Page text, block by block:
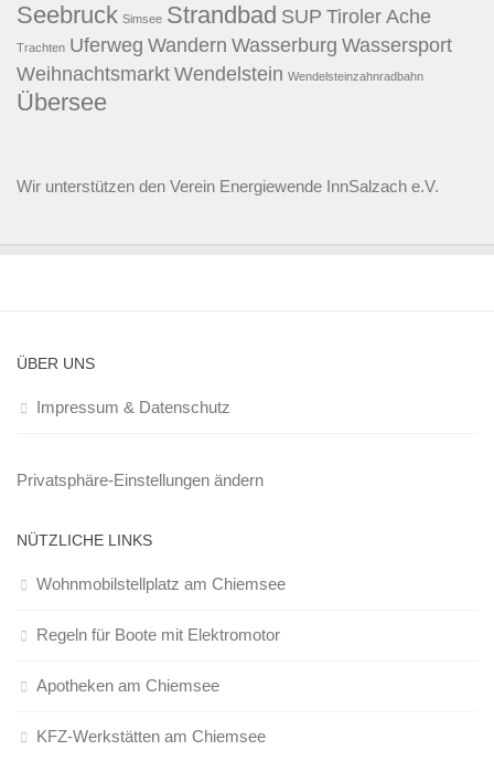
Seebruck Simsee Strandbad SUP Tiroler Ache
Trachten Uferweg Wandern Wasserburg Wassersport
Weihnachtsmarkt Wendelstein Wendelsteinzahnradbahn
Übersee
Wir unterstützen den Verein Energiewende InnSalzach e.V.
ÜBER UNS
Impressum & Datenschutz
Privatsphäre-Einstellungen ändern
NÜTZLICHE LINKS
Wohnmobilstellplatz am Chiemsee
Regeln für Boote mit Elektromotor
Apotheken am Chiemsee
KFZ-Werkstätten am Chiemsee